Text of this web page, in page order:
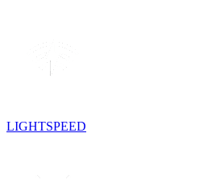
LIGHTSPEED